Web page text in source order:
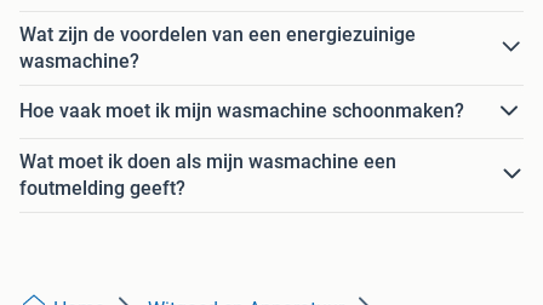
Wat zijn de voordelen van een energiezuinige
wasmachine?
Hoe vaak moet ik mijn wasmachine schoonmaken?
Wat moet ik doen als mijn wasmachine een
foutmelding geeft?